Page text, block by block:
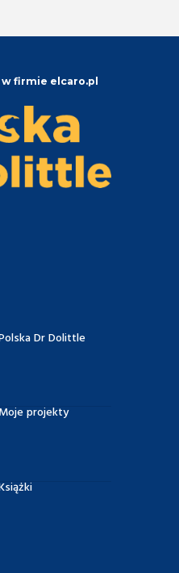
firmie elcaro.pl
Dr Dolittle
Moje projekty